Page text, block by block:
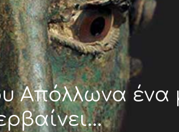
Απόλλωνα